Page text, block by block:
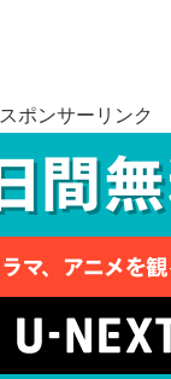
スポンサーリンク